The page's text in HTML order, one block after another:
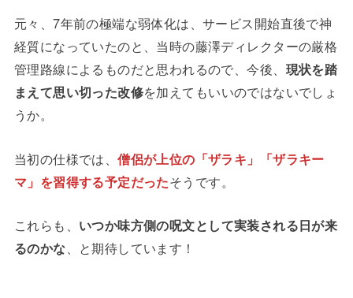
元々、7年前の極端な弱体化は、サービス開始直後で神
経質になっていたのと、当時の藤澤ディレクターの厳格
管理路線によるものだと思われるので、今後、 現状を踏
まえて思い切った改修を加えてもいいのではないでしょ
うか。
当初の仕様では、僧侶が上位の「ザラキ」「ザラキー
マ」を習得する予定だったそうです。
これらも、 いつか味方側の呪文として実装される日が来
るのかな、と期待しています！